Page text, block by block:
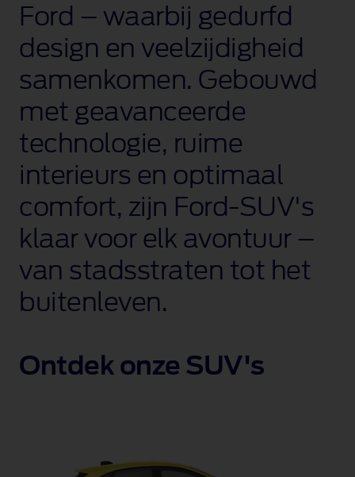
Ford – waarbij gedurfd
design en veelzijdigheid
samenkomen. Gebouwd
met geavanceerde
technologie, ruime
interieurs en optimaal
comfort, zijn Ford‑SUV's
klaar voor elk avontuur –
van stadsstraten tot het
buitenleven.
Ontdek onze SUV's